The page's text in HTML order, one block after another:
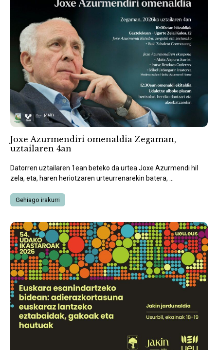
Joxe Azurmendiri omenaldia Zegaman,
uztailaren 4an
Datorren uztailaren 1ean beteko da urtea Joxe Azurmendi hil
zela, eta, haren heriotzaren urteurrenarekin batera, ...
Gehiago irakurri